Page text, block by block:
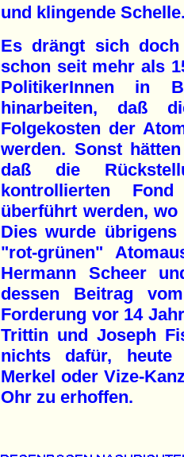
und klingende
Es drängt sich
schon seit mehr als
PolitikerInnen in
hinarbeiten, daß
Folgekosten der
werden. Sonst
daß die
kontrollierten
überführt werden,
Dies wurde
"rot-grünen"
Hermann Scheer
dessen Beitrag
Forderung vor 14
Trittin und Joseph
nichts dafür, heute
Merkel oder Vize-
Ohr zu erhoffen.